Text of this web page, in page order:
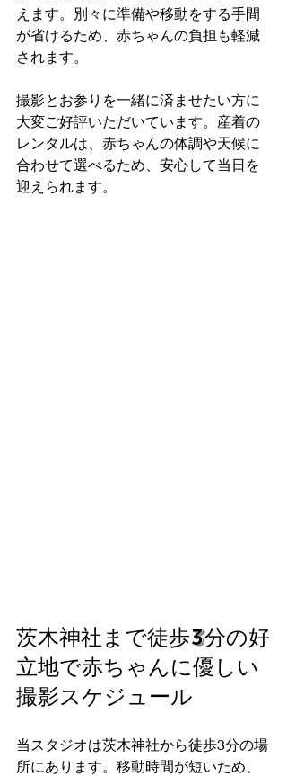
えます。別々に準備や移動をする手間
が省けるため、赤ちゃんの負担も軽減
されます。
撮影とお参りを一緒に済ませたい方に
大変ご好評いただいています。産着の
レンタルは、赤ちゃんの体調や天候に
合わせて選べるため、安心して当日を
迎えられます。
茨木神社まで徒歩3分の好
立地で赤ちゃんに優しい
撮影スケジュール
当スタジオは茨木神社から徒歩3分の場
所にあります。移動時間が短いため、